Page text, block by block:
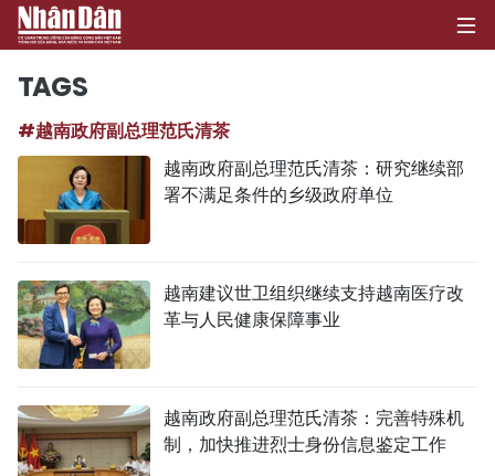
政治
社会
文化
TAGS
#越南政府副总理范氏清茶
越南政府副总理范氏清茶：研究继续部
署不满足条件的乡级政府单位
越南建议世卫组织继续支持越南医疗改
革与人民健康保障事业
越南政府副总理范氏清茶：完善特殊机
制，加快推进烈士身份信息鉴定工作